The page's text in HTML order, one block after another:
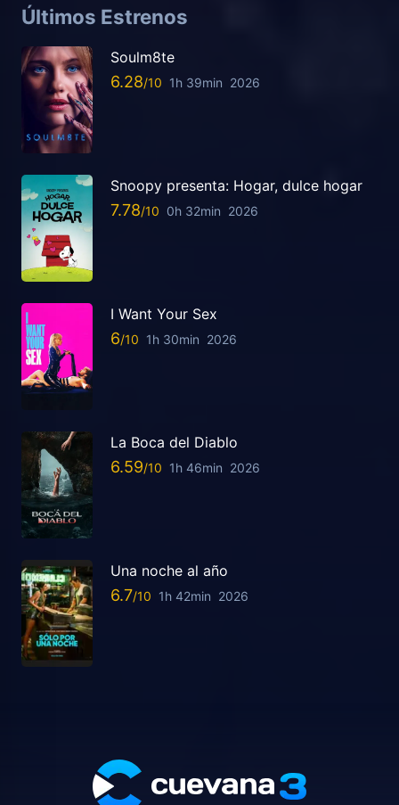
Últimos Estrenos
Soulm8te
6.28 1h 39min 2026
Snoopy presenta: Hogar, dulce hogar
7.78 0h 32min 2026
I Want Your Sex
6 1h 30min 2026
La Boca del Diablo
6.59 1h 46min 2026
Una noche al año
6.7 1h 42min 2026